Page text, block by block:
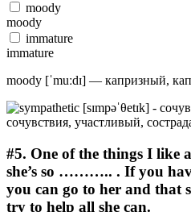
moody
moody
immature
immature
moody [ˈmuːdɪ] — капризный,
#5. One of the things I like
she’s so ……….. . If you
you can go to her and that
try to help all she can.